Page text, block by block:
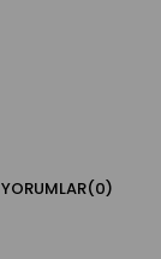
YORUMLAR(0)